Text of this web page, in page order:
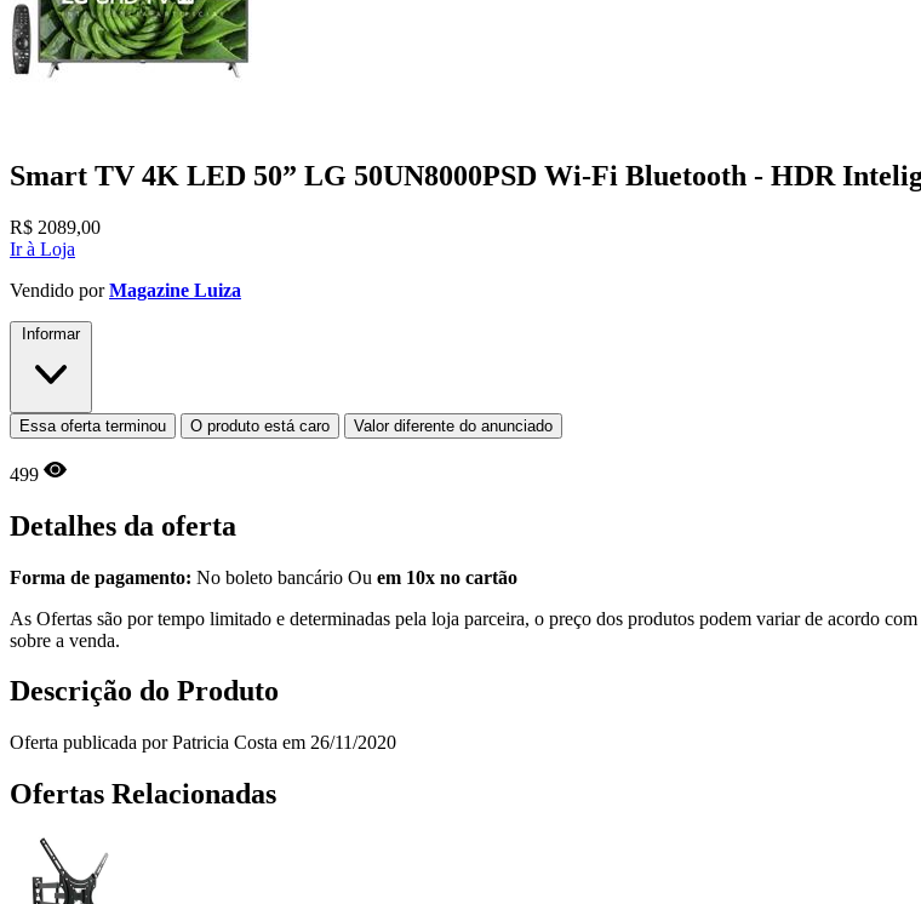
Smart TV 4K LED 50” LG 50UN8000PSD Wi-Fi Bluetooth - HDR
R$ 2089,00
Ir à Loja
Vendido porMagazine Luiza
Informar
Essa oferta terminou O produto está caro Valor diferente do anunciado
499
Detalhes da oferta
Forma de pagamento: No boleto bancário Ou em 10x no cartão
As Ofertas são por tempo limitado e determinadas pela loja parceira, o preço dos produtos podem variar de acordo
sobre a venda.
Descrição do Produto
Oferta publicada por Patricia Costa em 26/11/2020
Ofertas Relacionadas